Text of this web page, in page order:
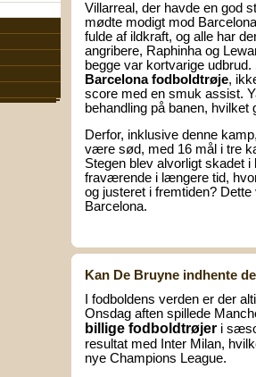
Villarreal, der havde en god
mødte modigt mod
fulde af ildkraft, og alle har
angribere, Raphinha og
begge var kortvarige
Barcelona fodboldtrøje,
score med en smuk assist.
behandling på banen,
Derfor, inklusive denne
være sød, med 16 mål i tre
Stegen blev alvorligt skadet
fraværende i længere tid,
og justeret i fremtiden?
Barcelona.
Kan De Bruyne indhente
I fodboldens verden er der
Onsdag aften spillede
billige fodboldtrøjer i
resultat med Inter Milan,
nye Champions League.